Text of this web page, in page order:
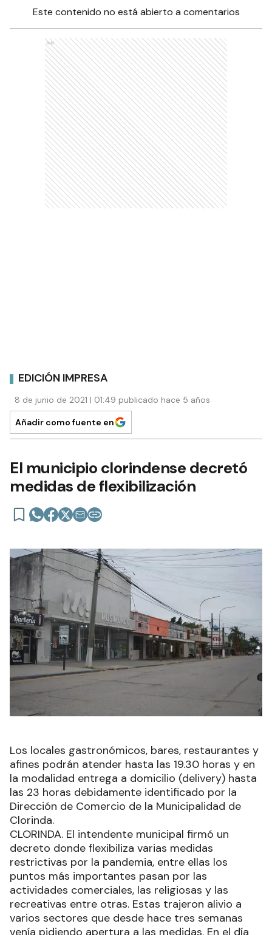
Este contenido no está abierto a comentarios
Ads
EDICIÓN IMPRESA
8 de junio de 2021 | 01:49 publicado hace 5 años
Añadir como fuente en
El municipio clorindense decretó
medidas de flexibilización
Los locales gastronómicos, bares, restaurantes y
afines podrán atender hasta las 19.30 horas y en
la modalidad entrega a domicilio (delivery) hasta
las 23 horas debidamente identificado por la
Dirección de Comercio de la Municipalidad de
Clorinda.
CLORINDA. El intendente municipal firmó un
decreto donde flexibiliza varias medidas
restrictivas por la pandemia, entre ellas los
puntos más importantes pasan por las
actividades comerciales, las religiosas y las
recreativas entre otras. Estas trajeron alivio a
varios sectores que desde hace tres semanas
venía pidiendo apertura a las medidas. En el día